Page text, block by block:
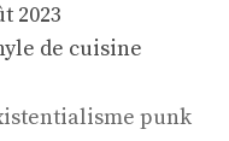
2023
de cuisine
punk